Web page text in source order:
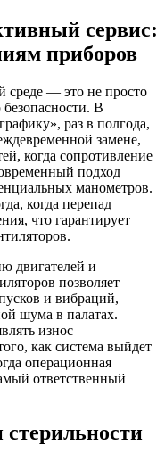
сервис:
приборов
среде — это не просто
В
раз в полгода,
замене,
когда сопротивление
подход
манометров.
когда перепад
что гарантирует
двигателей и
позволяет
и вибраций,
шума в палатах.
износ
как система выйдет
операционная
ответственный